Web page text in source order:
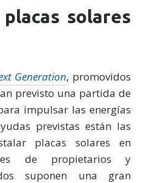
solares
Generation, promovidos
previsto una partida de
impulsar las energías
previstas están las
placas solares en
de propietarios y
suponen una gran